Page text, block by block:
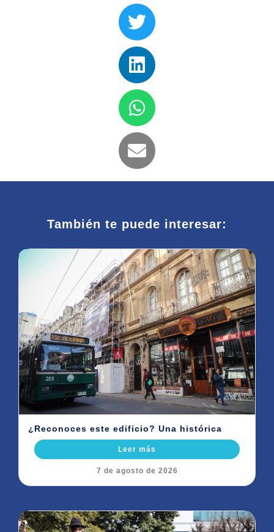
También te puede interesar:
¿Reconoces este edificio? Una histórica
Leer más
7 de agosto de 2026